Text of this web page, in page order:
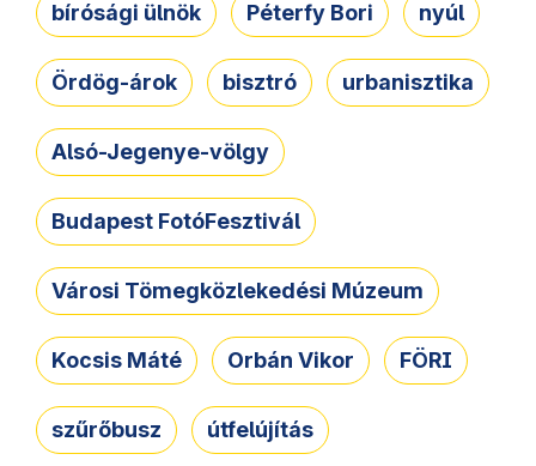
bírósági ülnök Péterfy Bori nyúl
Ördög-árok bisztró urbanisztika
Alsó-Jegenye-völgy
Budapest FotóFesztivál
Városi Tömegközlekedési Múzeum
Kocsis Máté Orbán Vikor FÖRI
szűrőbusz útfelújítás